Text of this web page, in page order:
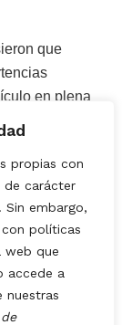
propias con
de carácter
embargo,
políticas
web que
accede a
nuestras
que
en plena
explicó que,
pisado a
aquello
escena
coche
contra
de voluntad